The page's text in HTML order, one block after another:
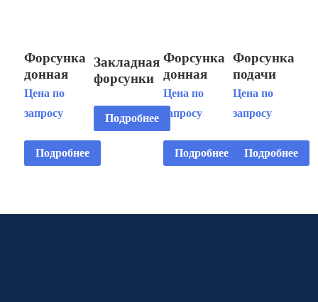
Форсунка
донная
Ø130
плитка
Цена по
запросу
Подробнее
Закладная
форсунки
AISI 316L
пленка
Подробнее
Форсунка
донная
Ø130
AISI 304
плитка
Цена по
запросу
Подробнее
Форсунка
подачи
стеновая
пленка
Цена по
запросу
Подробнее